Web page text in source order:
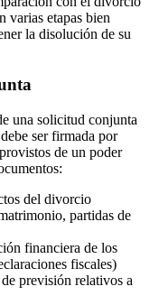
varias etapas bien
la disolución de su
una solicitud conjunta
ser firmada por
de un poder
del divorcio
partidas de
financiera de los
fiscales)
previsión relativos a